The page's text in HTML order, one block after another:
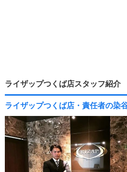
ライザップつくば店スタッフ紹介
ライザップつくば店・責任者の染